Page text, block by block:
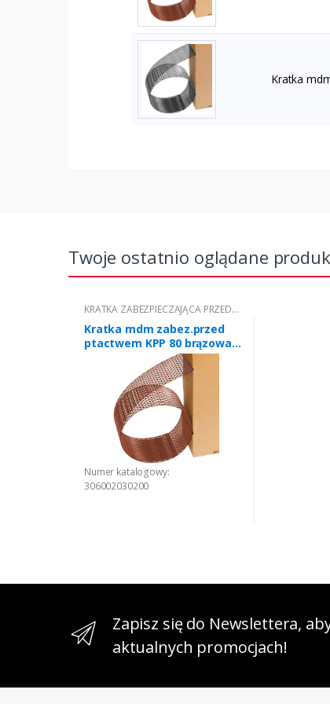
Kratka
Twoje ostatnio oglądane
KRATKA ZABEZPIECZAJĄCA PRZED
PTACTWEM - OPAKOWANIE 60M
Kratka mdm zabez.przed
ptactwem KPP 80 brązowa
Numer katalogowy:
306002030200
Zapisz się do Newslettera,
aktualnych promocjach!